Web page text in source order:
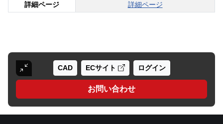
詳細ページ 詳細ページ
CAD ECサイト ログイン
お問い合わせ